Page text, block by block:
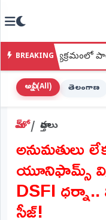
హోమ్
(Home)
STREAMING
లైవ్
(Live
TV)
లైవ్
BREAKING
పాల్గొన్న జిల్లా
అన్నీ (All) తెలంగాణ
హోమ్ వార్తలు
అనుమతులు
యూనిఫామ్స్
DSFI
సీజ్!